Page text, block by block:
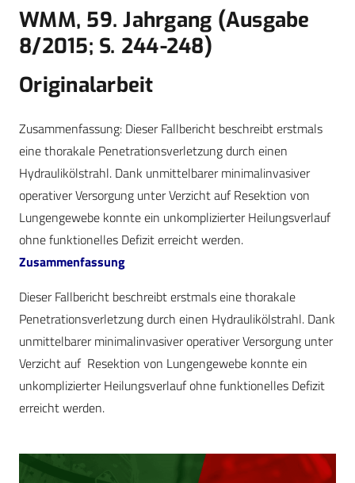
WMM, 59. Jahrgang (Ausgabe
8/2015; S. 244-248)
Originalarbeit
Zusammenfassung: Dieser Fallbericht beschreibt erstmals
eine thorakale Penetrationsverletzung durch einen
Hydraulikölstrahl. Dank unmittelbarer minimalinvasiver
operativer Versorgung unter Verzicht auf Resektion von
Lungengewebe konnte ein unkomplizierter Heilungsverlauf
ohne funktionelles Defizit erreicht werden.
Zusammenfassung
Dieser Fallbericht beschreibt erstmals eine thorakale
Penetrationsverletzung durch einen Hydraulikölstrahl. Dank
unmittelbarer minimalinvasiver operativer Versorgung unter
Verzicht auf Resektion von Lungengewebe konnte ein
unkomplizierter Heilungsverlauf ohne funktionelles Defizit
erreicht werden.